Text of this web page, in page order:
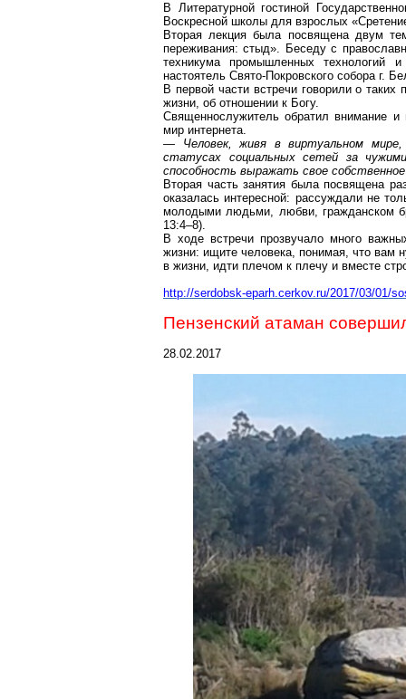
В Литературной гостиной
Воскресной школы для взрослых
Вторая лекция была посвящена двум
переживания: стыд». Беседу с
техникума промышленных технологий
настоятель Свято-Покровского собора г.
В первой части встречи говорили о
жизни, об отношении к Богу.
Священнослужитель обратил внимание и
мир интернета.
— Человек, живя в виртуальном мире,
статусах социальных сетей за
способность выражать свое
Вторая часть занятия была посвящена
оказалась интересной: рассуждали не
молодыми людьми, любви, гражданском
13:4–8).
В ходе встречи прозвучало много
жизни: ищите человека, понимая, что
в жизни, идти плечом к плечу и вместе
http://serdobsk-eparh.cerkov.ru/2017/03/01/
Пензенский атаман
28.02.2017